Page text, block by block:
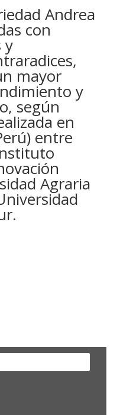
Andrea
con
y
mayor
y
según
en
entre
Agraria